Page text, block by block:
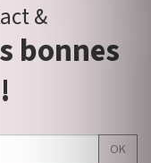
&
bonnes
OK